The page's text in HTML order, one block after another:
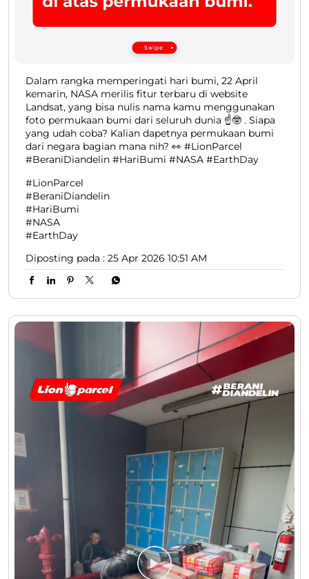
Dalam rangka memperingati hari bumi, 22 April
kemarin, NASA merilis fitur terbaru di website
Landsat, yang bisa nulis nama kamu menggunakan
foto permukaan bumi dari seluruh dunia ☝️🤓 . Siapa
yang udah coba? Kalian dapetnya permukaan bumi
dari negara bagian mana nih? 👀 #LionParcel
#BeraniDiandelin #HariBumi #NASA #EarthDay
#LionParcel
#BeraniDiandelin
#HariBumi
#NASA
#EarthDay
Diposting pada : 25 Apr 2026 10:51 AM